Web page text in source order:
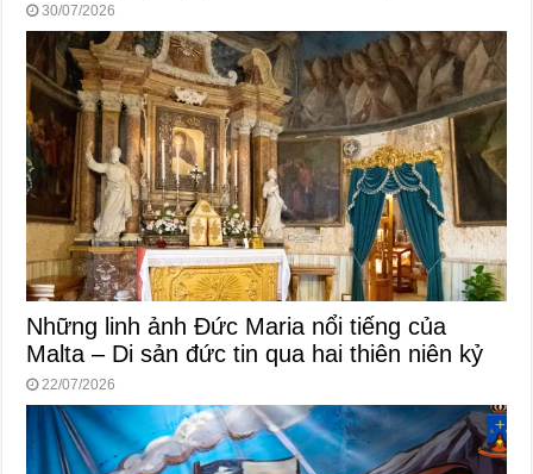
30/07/2026
Những linh ảnh Đức Maria nổi tiếng của
Malta – Di sản đức tin qua hai thiên niên kỷ
22/07/2026